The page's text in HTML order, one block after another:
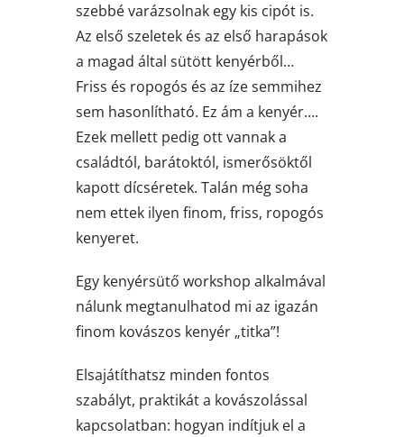
szebbé varázsolnak egy kis cipót is.
Az első szeletek és az első harapások
a magad által sütött kenyérből…
Friss és ropogós és az íze semmihez
sem hasonlítható. Ez ám a kenyér….
Ezek mellett pedig ott vannak a
családtól, barátoktól, ismerősöktől
kapott dícséretek. Talán még soha
nem ettek ilyen finom, friss, ropogós
kenyeret.
Egy kenyérsütő workshop alkalmával
nálunk megtanulhatod mi az igazán
finom kovászos kenyér „titka”!
Elsajátíthatsz minden fontos
szabályt, praktikát a kovászolással
kapcsolatban: hogyan indítjuk el a